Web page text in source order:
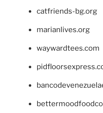
catfriends-bg.org
marianlives.org
waywardtees.com